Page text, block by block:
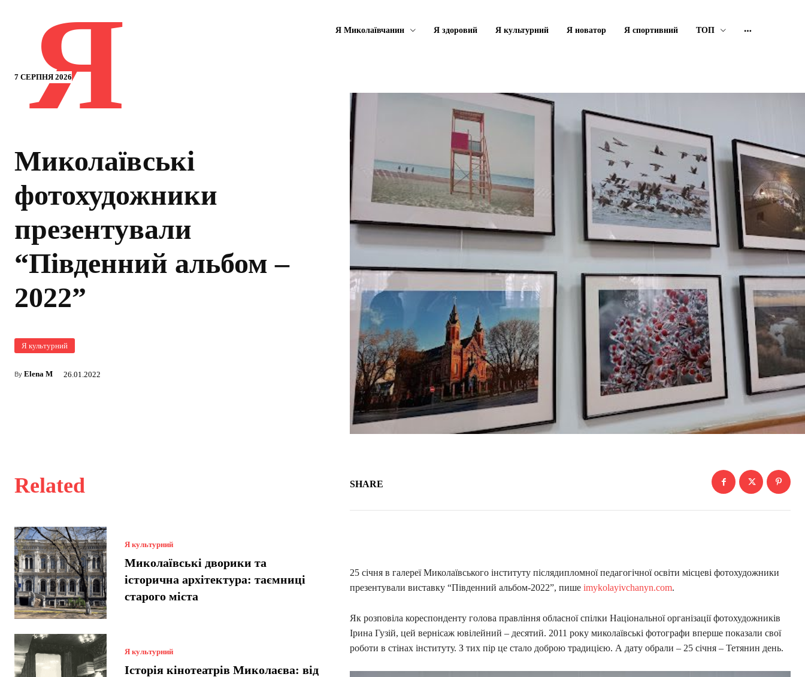
7 СЕРПНЯ 2026
Я Я Миколаївчанин Я здоровий Я культурний Я новатор Я спортивний ТОП
Миколаївські
фотохудожники
презентували
“Південний альбом –
2022”
Я культурний
By Elena M 26.01.2022
Related
Я культурний
Миколаївські дворики та
історична архітектура: таємниці
старого міста
Я культурний
Історія кінотеатрів Миколаєва: від
SHARE
25 січня в галереї Миколаївського інституту післядипломної педагогічної освіти місцеві фотохудожники
презентували виставку “Південний альбом-2022”, пише imykolayivchanyn.com.
Як розповіла кореспонденту голова правління обласної спілки Національної організації фотохудожників
Ірина Гузій, цей вернісаж ювілейний – десятий. 2011 року миколаївські фотографи вперше показали свої
роботи в стінах інституту. З тих пір це стало доброю традицією. А дату обрали – 25 січня – Тетянин день.